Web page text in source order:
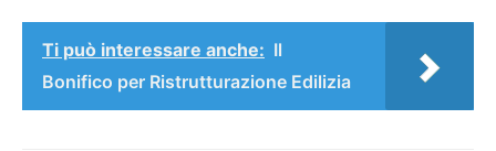
Ti può interessare anche: Il
Bonifico per Ristrutturazione Edilizia